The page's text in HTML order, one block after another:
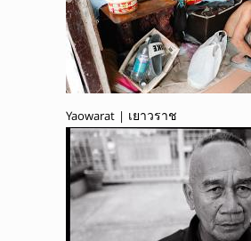
Yaowarat | เยาวราช